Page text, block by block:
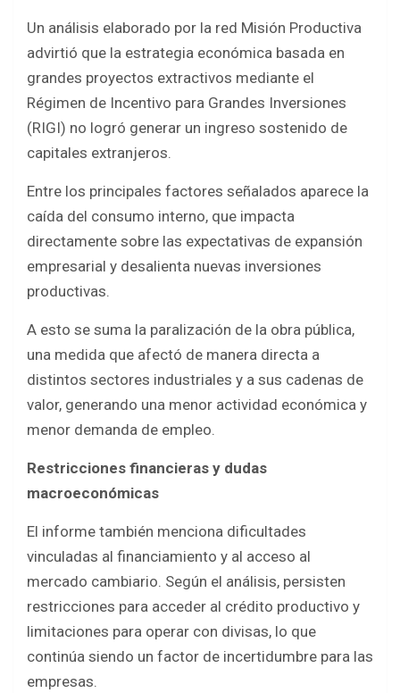
Un análisis elaborado por la red Misión Productiva
advirtió que la estrategia económica basada en
grandes proyectos extractivos mediante el
Régimen de Incentivo para Grandes Inversiones
(RIGI) no logró generar un ingreso sostenido de
capitales extranjeros.
Entre los principales factores señalados aparece la
caída del consumo interno, que impacta
directamente sobre las expectativas de expansión
empresarial y desalienta nuevas inversiones
productivas.
A esto se suma la paralización de la obra pública,
una medida que afectó de manera directa a
distintos sectores industriales y a sus cadenas de
valor, generando una menor actividad económica y
menor demanda de empleo.
Restricciones financieras y dudas
macroeconómicas
El informe también menciona dificultades
vinculadas al financiamiento y al acceso al
mercado cambiario. Según el análisis, persisten
restricciones para acceder al crédito productivo y
limitaciones para operar con divisas, lo que
continúa siendo un factor de incertidumbre para las
empresas.